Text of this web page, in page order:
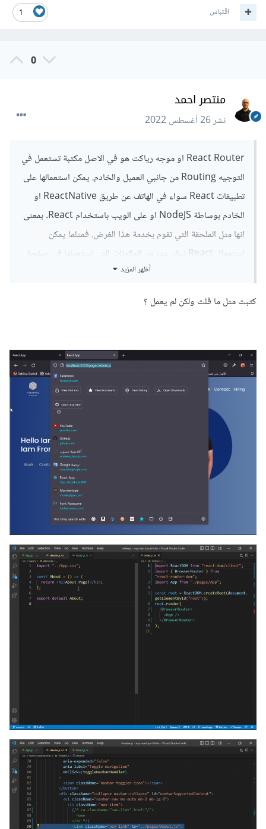
1 اقتباس
0
منتصر احمد
نشر26 أغسطس 2022
React Router او موجه رياكت هو في الاصل مكتبة تستعمل في
التوجيه Routing من جانبي العميل والخادم. يمكن استعمالها على
تطبيقات React سواء في الهاتف عن طريق ReactNative او
الخادم بوساطة NodeJS او على الويب باستخدام React. بمعنى
انها مثل الملحقة التي تقوم بخدمة هذا الغرض. فمثلما يمكن
استعمال React لبناء عدد من المكونات التي تستعملها في صفحة
الويب خاصتك يمكنك الاعتماد عليها بالكامل في انشاء تطبيقات
على تصفح لطيف بينها يلخص عمل تطبيقات الصفحة الواحدة.
npm install react-router-dom
في المكون الجذر للتطبيق، قم باستيراد وحدة BrowserRouter
وضع داخلها مكون التطبيق:
import ReactDOM
import { BrowserRouter
router-dom";
import App from "./App";
const root = ReactDOM. createRoot
  document
getElementById ("root")
);
root .render
export default function App() {
return (
div>
<nav>
<Link to="/contact-us"
>
أظهر المزيد
كتبت مثل ما قلت ولكن لم يعمل ؟